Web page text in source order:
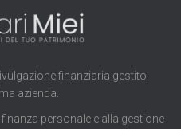
finanziaria gestito
azienda.
personale e alla gestione